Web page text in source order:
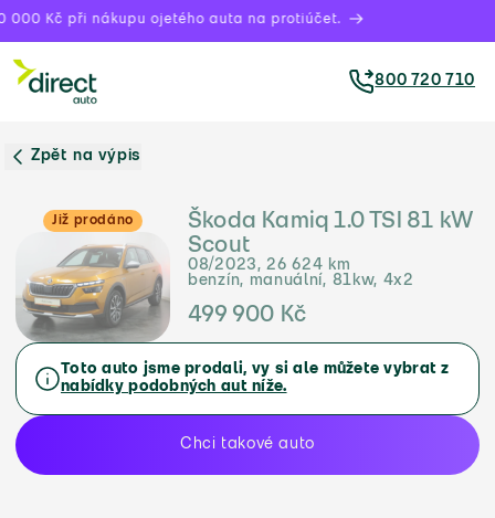
000 Kč při nákupu ojetého auta na protiúčet.
800 720 710
Zpět na výpis
Již prodáno
Škoda Kamiq 1.0 TSI 81 kW
Scout
08/2023, 26 624 km
benzín, manuální, 81kw, 4x2
499 900 Kč
Toto auto jsme prodali, vy si ale můžete vybrat z
nabídky podobných aut níže.
Chci takové auto